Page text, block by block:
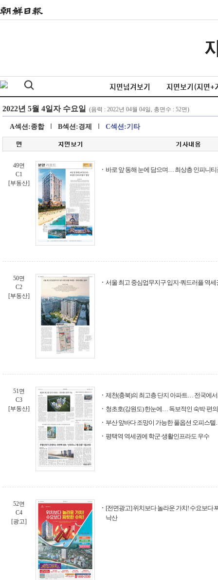
지면넘겨보기 지면보기(지면+
A섹션:종합 B섹션:경제 C섹션:기타
49면
C1
[부동산]
바로 앞 동해 눈에 담으며… 최상층 인피니티
50면
C2
[부동산]
서울 최고 중심업무지구 입지·쿼드러플 역
51면
C3
[부동산]
제천(충북)의 최고층 단지 아파트… 전국에
청초호(강원도) 한눈에… 독보적인 숙박·편
부산 앞바다 조망이 가능한 풀옵션 오피스
평택역 역세권에 학군·생활인프라도 우수
52면
C4
[광고]
[전면광고] 위치보다 놀라운 가치! 수요보다
낙산